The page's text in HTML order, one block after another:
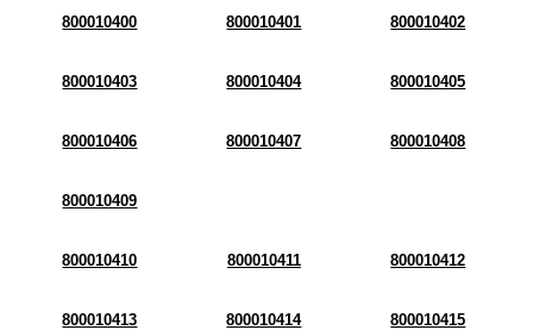
800010400 800010401 800010402
800010403 800010404 800010405
800010406 800010407 800010408
800010409
800010410 800010411 800010412
800010413 800010414 800010415